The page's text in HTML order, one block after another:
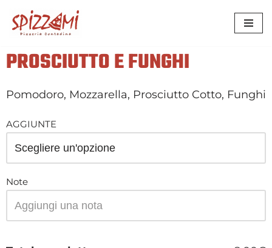
VAI
AL
CONTENUTO
PROSCIUTTO E FUNGHI
Pomodoro, Mozzarella, Prosciutto Cotto, Funghi
AGGIUNTE
Note